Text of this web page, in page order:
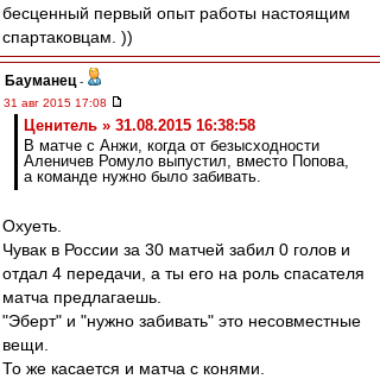
бесценный первый опыт работы настоящим
спартаковцам. ))
Бауманец -
31 авг 2015 17:08
Ценитель » 31.08.2015 16:38:58
В матче с Анжи, когда от безысходности
Аленичев Ромуло выпустил, вместо Попова,
а команде нужно было забивать.
Охуеть.
Чувак в России за 30 матчей забил 0 голов и
отдал 4 передачи, а ты его на роль спасателя
матча предлагаешь.
"Эберт" и "нужно забивать" это несовместные
вещи.
То же касается и матча с конями.